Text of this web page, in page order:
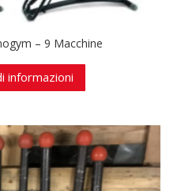
– 9 Macchine
informazioni